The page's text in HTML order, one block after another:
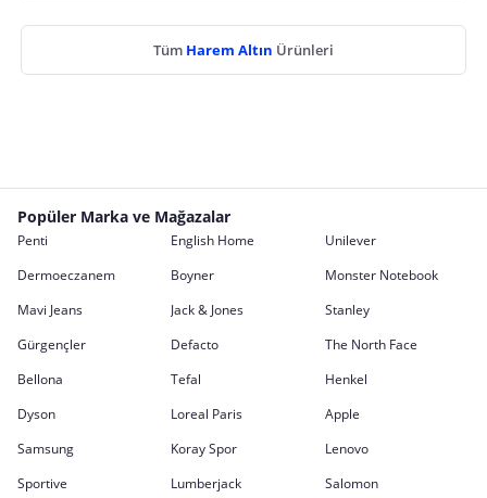
Tüm Harem Altın Ürünleri
Popüler Marka ve Mağazalar
Penti English Home
Unilever
Dermoeczanem
Boyner
Monster Notebook
Mavi Jeans
Jack & Jones
Stanley
Gürgençler
Defacto
The North Face
Bellona
Tefal
Henkel
Dyson
Loreal Paris
Apple
Samsung
Koray Spor
Lenovo
Sportive
Lumberjack Salomon